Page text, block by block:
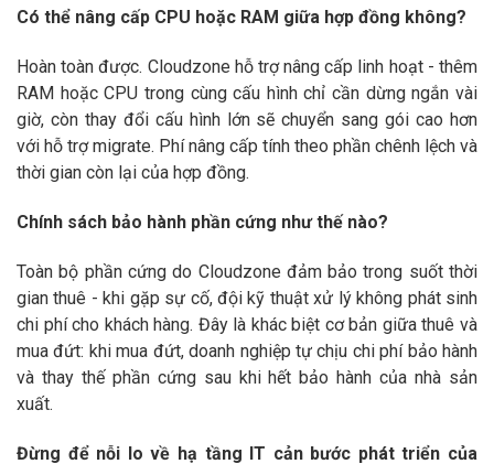
Có thể nâng cấp CPU hoặc RAM giữa hợp đồng không?
Hoàn toàn được. Cloudzone hỗ trợ nâng cấp linh hoạt - thêm
RAM hoặc CPU trong cùng cấu hình chỉ cần dừng ngắn vài
giờ, còn thay đổi cấu hình lớn sẽ chuyển sang gói cao hơn
với hỗ trợ migrate. Phí nâng cấp tính theo phần chênh lệch và
thời gian còn lại của hợp đồng.
Chính sách bảo hành phần cứng như thế nào?
Toàn bộ phần cứng do Cloudzone đảm bảo trong suốt thời
gian thuê - khi gặp sự cố, đội kỹ thuật xử lý không phát sinh
chi phí cho khách hàng. Đây là khác biệt cơ bản giữa thuê và
mua đứt: khi mua đứt, doanh nghiệp tự chịu chi phí bảo hành
và thay thế phần cứng sau khi hết bảo hành của nhà sản
xuất.
Đừng để nỗi lo về hạ tầng IT cản bước phát triển của